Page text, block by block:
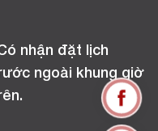
nhận đặt lịch
ngoài khung giờ